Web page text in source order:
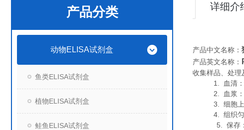
产品分类
动物ELISA试剂盒
鱼类ELISA试剂盒
植物ELISA试剂盒
鲑鱼ELISA试剂盒
详细介
产品中文名称：
产品英文名称：
收集样品、处理
1. 血清：操作
2. 血浆：
3. 细胞上清
4. 组织匀浆
5. 保存：如果